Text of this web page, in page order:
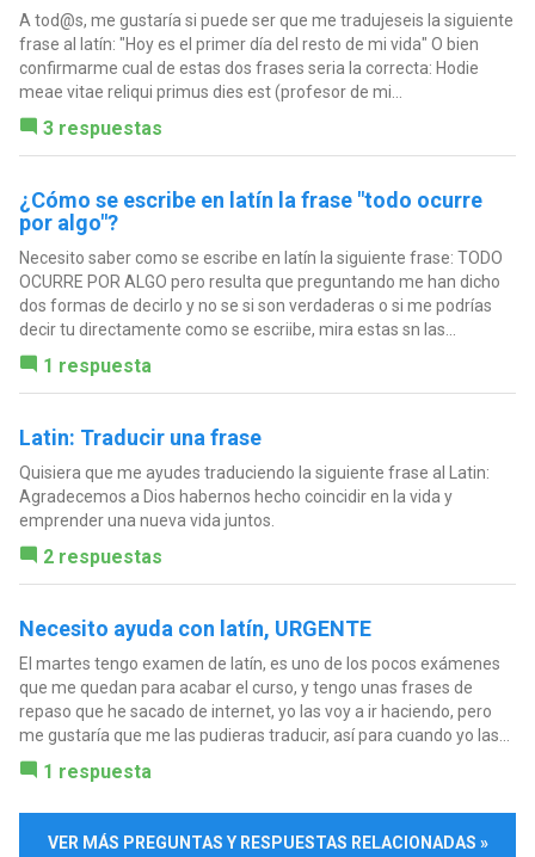
A tod@s, me gustaría si puede ser que me tradujeseis la siguiente
frase al latín: "Hoy es el primer día del resto de mi vida" O bien
confirmarme cual de estas dos frases seria la correcta: Hodie
meae vitae reliqui primus dies est (profesor de mi...
3 respuestas
¿Cómo se escribe en latín la frase "todo ocurre
por algo"?
Necesito saber como se escribe en latín la siguiente frase: TODO
OCURRE POR ALGO pero resulta que preguntando me han dicho
dos formas de decirlo y no se si son verdaderas o si me podrías
decir tu directamente como se escriibe, mira estas sn las...
1 respuesta
Latin: Traducir una frase
Quisiera que me ayudes traduciendo la siguiente frase al Latin:
Agradecemos a Dios habernos hecho coincidir en la vida y
emprender una nueva vida juntos.
2 respuestas
Necesito ayuda con latín, URGENTE
El martes tengo examen de latín, es uno de los pocos exámenes
que me quedan para acabar el curso, y tengo unas frases de
repaso que he sacado de internet, yo las voy a ir haciendo, pero
me gustaría que me las pudieras traducir, así para cuando yo las...
1 respuesta
VER MÁS PREGUNTAS Y RESPUESTAS RELACIONADAS »